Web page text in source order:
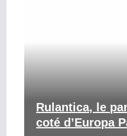
Rulantica, le
coté d’Europa